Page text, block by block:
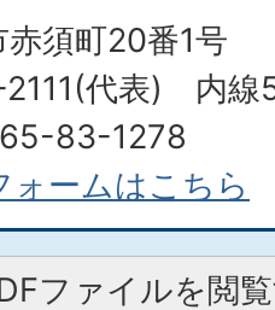
須町20番1号
代表) 内線
83-1278
ォームはこちら
ファイルを閲